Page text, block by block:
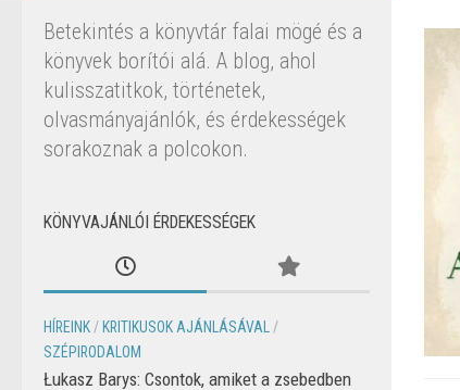
Betekintés a könyvtár falai mögé és a
könyvek borítói alá. A blog, ahol
kulisszatitkok, történetek,
olvasmányajánlók, és érdekességek
sorakoznak a polcokon.
KÖNYVAJÁNLÓI ÉRDEKESSÉGEK
HÍREINK / KRITIKUSOK AJÁNLÁSÁVAL
/
SZÉPIRODALOM
Łukasz Barys: Csontok, amiket a zsebedben